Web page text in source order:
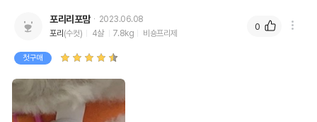
포리리포맘
2023.06.08
포리 (수컷) 4살 7.8kg 비숑프리제
첫구매
0